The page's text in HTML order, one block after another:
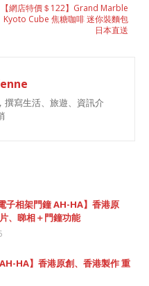
【網店特價＄122】Grand Marble
Kyoto Cube 焦糖咖啡 迷你裝麵包
日本直送
撰寫生活、旅遊、資訊介
子相架門鐘 AH-HA】香港原
、睇相＋門鐘功能
HA】香港原創、香港製作 重